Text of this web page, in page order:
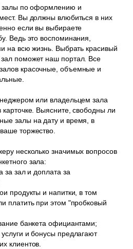
залы по оформлению и
Вы должны влюбиться в них
если вы выбираете
Ведь это воспоминания,
на всю жизнь. Выбрать красивый
поможет наш портал. Все
красочные, объемные и
или владельцем зала
Выясните, свободны ли
залы на дату и время, в
торжество.
несколько значимых вопросов
зала:
за зал и доплата за
продукты и напитки, в том
платить при этом "пробковый
банкета официантами;
и бонусы предлагают
клиентов.